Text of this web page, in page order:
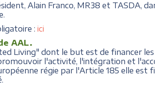
Alain Franco, MR38 et TASDA,
: ici
AAL.
Living" dont le but est de financer
l'activité, l'intégration et
régie par l'Article 185 elle est